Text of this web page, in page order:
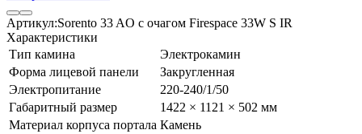
Артикул:Sorento 33 AO с очагом Firespace 33W S IR
Характеристики
Тип камина
Электрокамин
Форма лицевой панели
Закругленная
Электропитание
220-240/1/50
Габаритный размер
1422 × 1121 × 502 мм
Материал корпуса портала Камень